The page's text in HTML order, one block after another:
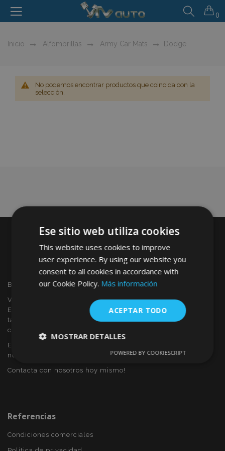
0
Inicio Alfombrillas Army Car Mats Dodge
No podemos encontrar productos que coincida con la
selección.
Bienvenido a VTVAUTO
VTVAUTO es distribuidor y proveedor al por mayor en
Europa, de accesorios de automóvil, tales como:
tapacubos, derivabrisas, fundas para asientos, alfombrillas,
cubiertas cromadas, marcos, etc.
Eres interesado en dropshipping o deseas convertirte en
nuestro socio?
Contacta con nosotros hoy mismo!
Referencias
Condiciones comerciales
Ese sitio web utiliza cookies
This website uses cookies to improve
user experience. By using our website you
consent to all cookies in accordance with
our Cookie Policy. Más información
ACEPTAR TODO
MOSTRAR DETALLES
estrictamente
necesarias
Cookies de
preferencias
POWERED BY COOKIESCRIPT